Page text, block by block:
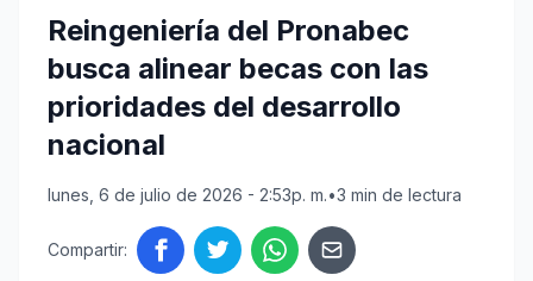
Reingeniería del Pronabec
busca alinear becas con las
prioridades del desarrollo
nacional
lunes, 6 de julio de 2026 - 2:53p. m.•3 min de lectura
Compartir: